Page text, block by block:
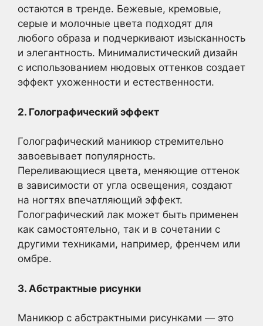
остаются в тренде. Бежевые, кремовые,
серые и молочные цвета подходят для
любого образа и подчеркивают изысканность
и элегантность. Минималистический дизайн
с использованием нюдовых оттенков создает
эффект ухоженности и естественности.
2. Голографический эффект
Голографический маникюр стремительно
завоевывает популярность.
Переливающиеся цвета, меняющие оттенок
в зависимости от угла освещения, создают
на ногтях впечатляющий эффект.
Голографический лак может быть применен
как самостоятельно, так и в сочетании с
другими техниками, например, френчем или
омбре.
3. Абстрактные рисунки
Маникюр с абстрактными рисунками — это